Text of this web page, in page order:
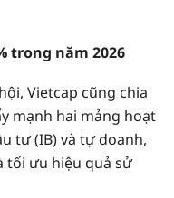
trong năm 2026
Vietcap cũng chia
mạnh hai mảng hoạt
tư (IB) và tự doanh,
tối ưu hiệu quả sử